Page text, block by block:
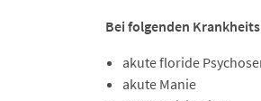
Bei folgenden
akute floride
akute Manie